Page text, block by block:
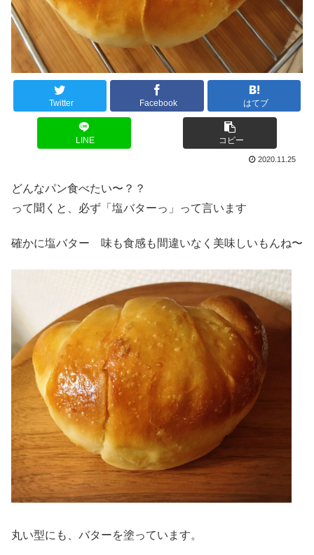
Twitter Facebook はてブ
LINE コピー
2020.11.25
どんなパン食べたい〜？？
って聞くと、必ず「塩バターっ」って言います
確かに塩バター 味も食感も間違いなく美味しいもんね〜
丸い型にも、バターを塗っています。